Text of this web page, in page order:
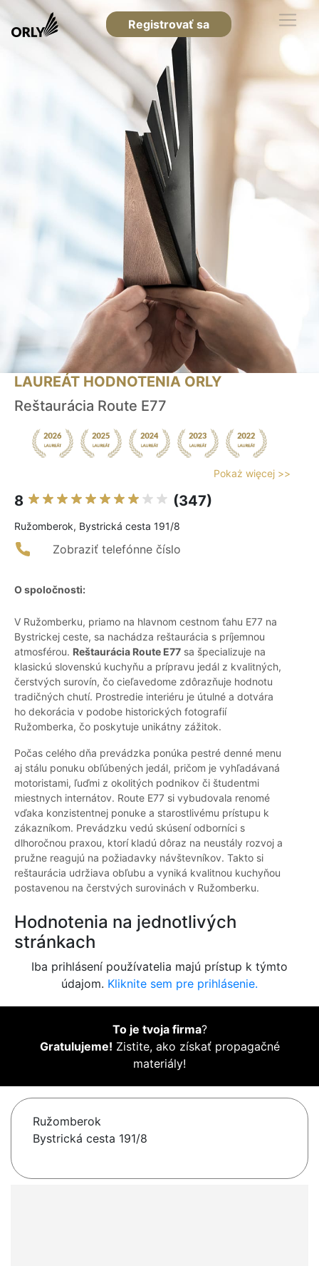
Registrovať sa
LAUREÁT HODNOTENIA ORLY
Reštaurácia Route E77
Pokaż więcej >>
8 (347)
Ružomberok, Bystrická cesta 191/8
Zobraziť telefónne číslo
O spoločnosti:
V Ružomberku, priamo na hlavnom cestnom ťahu E77 na
Bystrickej ceste, sa nachádza reštaurácia s príjemnou
atmosférou. Reštaurácia Route E77 sa špecializuje na
klasickú slovenskú kuchyňu a prípravu jedál z kvalitných,
čerstvých surovín, čo cieľavedome zdôrazňuje hodnotu
tradičných chutí. Prostredie interiéru je útulné a dotvára
ho dekorácia v podobe historických fotografií
Ružomberka, čo poskytuje unikátny zážitok.
Počas celého dňa prevádzka ponúka pestré denné menu
aj stálu ponuku obľúbených jedál, pričom je vyhľadávaná
motoristami, ľuďmi z okolitých podnikov či študentmi
miestnych internátov. Route E77 si vybudovala renomé
vďaka konzistentnej ponuke a starostlivému prístupu k
zákazníkom. Prevádzku vedú skúsení odborníci s
dlhoročnou praxou, ktorí kladú dôraz na neustály rozvoj a
pružne reagujú na požiadavky návštevníkov. Takto si
reštaurácia udržiava obľubu a vyniká kvalitnou kuchyňou
postavenou na čerstvých surovinách v Ružomberku.
Hodnotenia na jednotlivých
stránkach
Iba prihlásení používatelia majú prístup k týmto
údajom. Kliknite sem pre prihlásenie.
To je tvoja firma?
Gratulujeme! Zistite, ako získať propagačné
materiály!
Ružomberok
Bystrická cesta 191/8